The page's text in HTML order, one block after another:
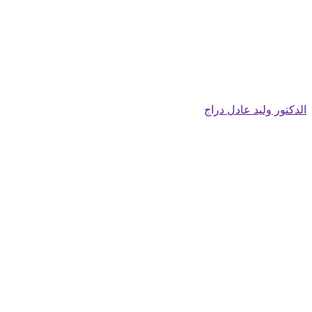
الدكتور وليد عادل دراج